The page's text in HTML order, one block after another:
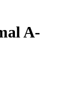
A-